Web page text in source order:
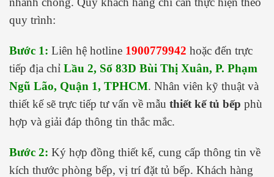
quy trình:
Bước 1: Liên hệ hotline 1900779942 hoặc đến trực
tiếp địa chỉ Lầu 2, Số 83D Bùi Thị Xuân, P. Phạm
Ngũ Lão, Quận 1, TPHCM. Nhân viên kỹ thuật và
thiết kế sẽ trực tiếp tư vấn về mẫu thiết kế tủ bếp phù
hợp và giải đáp thông tin thắc mắc.
Bước 2: Ký hợp đồng thiết kế, cung cấp thông tin về
kích thước phòng bếp, vị trí đặt tủ bếp. Khách hàng